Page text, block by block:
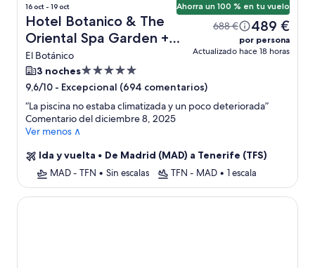
16 oct - 19 oct
Hotel Botanico & The
Oriental Spa Garden +
vuelo
El Botánico
Ahorra un 100 % en tu vuelo
688 € 489 €
por persona
Actualizado hace 18 horas
3 nochesAlojamiento
de
5.0 estrellas
9,6/10 - Excepcional (694 comentarios)
“La piscina no estaba climatizada y un poco deteriorada”
Comentario del diciembre 8, 2025
Ver menos ∧
Ida y vuelta • De Madrid (MAD) a Tenerife (TFS)
MAD - TFN • Sin escalas TFN - MAD • 1 escala
Holiday Home in Tenerife With Mountain Views